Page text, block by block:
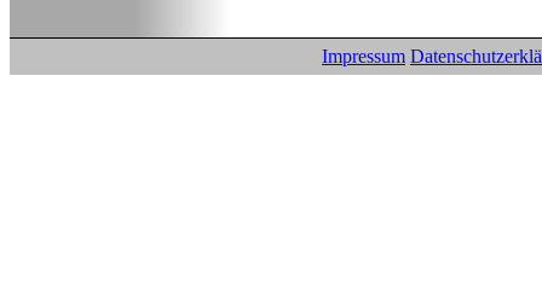
Impressum